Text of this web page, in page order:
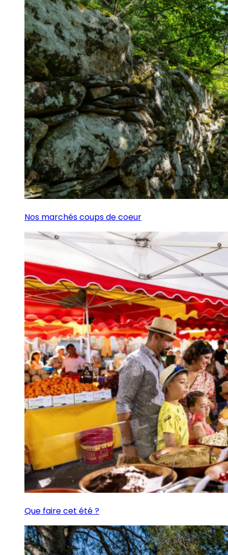
Nos marchés coups de coeur
Que faire cet été ?